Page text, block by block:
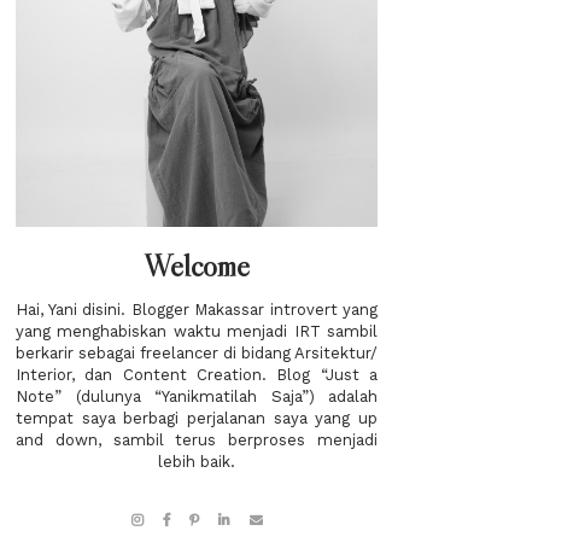
Welcome
Hai, Yani disini. Blogger Makassar introvert yang
yang menghabiskan waktu menjadi IRT sambil
berkarir sebagai freelancer di bidang Arsitektur/
Interior, dan Content Creation. Blog “Just a
Note” (dulunya “Yanikmatilah Saja”) adalah
tempat saya berbagi perjalanan saya yang up
and down, sambil terus berproses menjadi
lebih baik.